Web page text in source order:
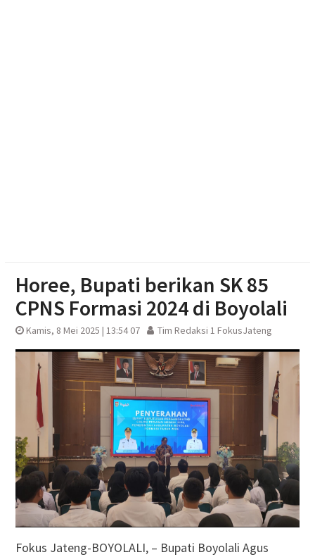
Horee, Bupati berikan SK 85
CPNS Formasi 2024 di Boyolali
Kamis, 8 Mei 2025 | 13:54 07 Tim Redaksi 1 FokusJateng
Fokus Jateng-BOYOLALI, – Bupati Boyolali Agus